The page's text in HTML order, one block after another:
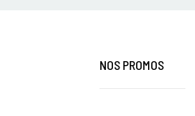
NOS PROMOS